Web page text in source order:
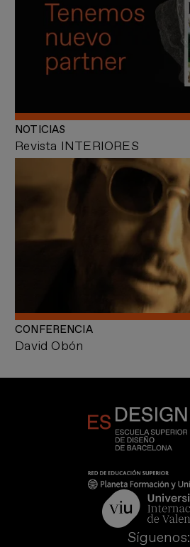
Revista INTERIORES
NOTICIAS
David Obón
CONFERENCIA
Síguenos: